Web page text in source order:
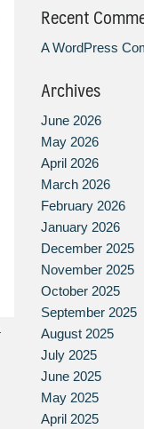
Recent
A WordPress
Archives
June 2026
May 2026
April 2026
March 2026
February 2026
January 2026
December 2025
November 2025
October 2025
September 2025
August 2025
July 2025
June 2025
May 2025
April 2025